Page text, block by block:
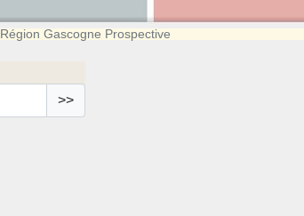
Région Gascogne Prospective
>>